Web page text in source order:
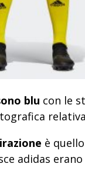
blu con le
è
adidas